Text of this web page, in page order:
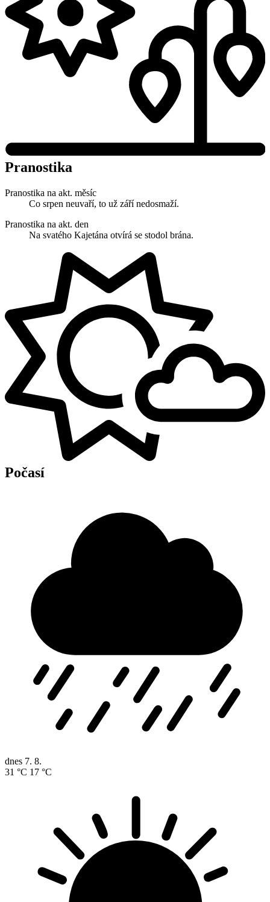
Pranostika
Pranostika na akt. měsíc
Co srpen neuvaří, to už září nedosmaží.
Pranostika na akt. den
Na svatého Kajetána otvírá se stodol brána.
Počasí
dnes 7. 8.
31 °C 17 °C